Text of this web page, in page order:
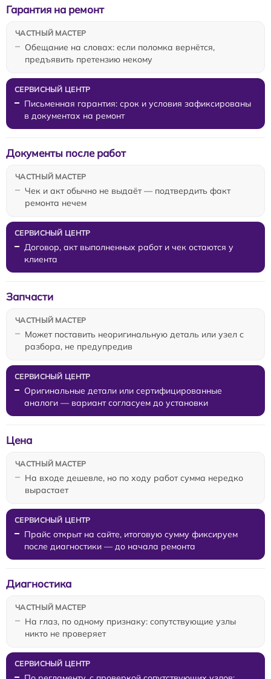
Обещание на словах: если поломка вернётся,
предъявить претензию некому
Гарантия на ремонт
Письменная гарантия: срок и условия зафиксированы
в документах на ремонт
Чек и акт обычно не выдаёт — подтвердить факт
ремонта нечем
Документы после работ
Договор, акт выполненных работ и чек остаются у
клиента
Может поставить неоригинальную деталь или узел с
разбора, не предупредив
Запчасти
Оригинальные детали или сертифицированные
аналоги — вариант согласуем до установки
На входе дешевле, но по ходу работ сумма нередко
вырастает
Цена
Прайс открыт на сайте, итоговую сумму фиксируем
после диагностики — до начала ремонта
На глаз, по одному признаку: сопутствующие узлы
никто не проверяет
Диагностика